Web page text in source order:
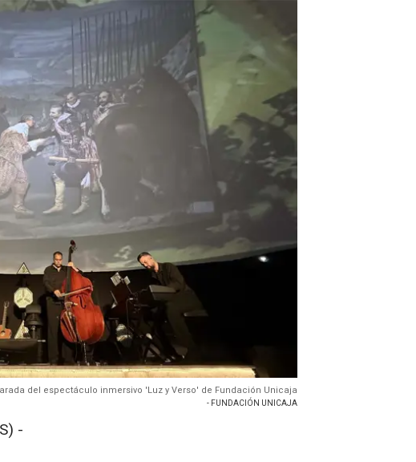
del espectáculo inmersivo 'Luz y Verso' de Fundación Unicaja
- FUNDACIÓN UNICAJA
-